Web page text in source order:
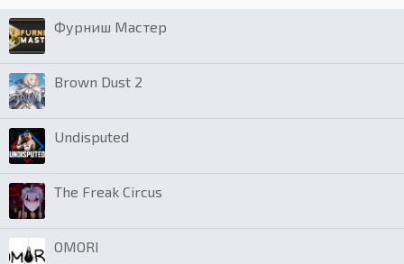
Фурниш Мастер
Brown Dust 2
Undisputed
The Freak Circus
OMORI